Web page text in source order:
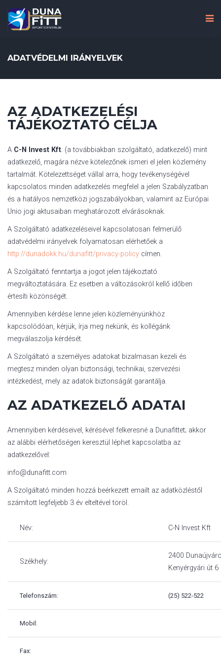
ADATVÉDELMI IRÁNYELVEK
AZ ADATKEZELÉSI
TÁJÉKOZTATÓ CÉLJA
A C-N Invest Kft. (a továbbiakban szolgáltató, adatkezelő) mint
adatkezelő, magára nézve kötelezőnek ismeri el jelen közlemény
tartalmát. Kötelezettséget vállal arra, hogy tevékenységével
kapcsolatos minden adatkezelés megfelel a jelen Szabályzatban
és a hatályos nemzetközi jogszabályokban, valamint az Európai
Unio jogi aktusaiban meghatározott elvárásoknak.
A Szolgáltató adatkezeléseivel kapcsolatosan felmerülő
adatvédelmi irányelvek folyamatosan elérhetőek a
http://dunadokk.hu/dunafitt/privacy-policy címen.
A Szolgáltató fenntartja a jogot jelen tájékoztató
megváltoztatására. Ez esetben a változásokról kellő időben
értesíti közönségét.
Amennyiben kérdése lenne jelen közleményünkhöz
kapcsolódóan, kérjük, írja meg nekünk, és kollégánk
megválaszolja kérdését.
A Szolgáltató a személyes adatokat bizalmasan kezeli és
megtesz minden olyan biztonsági, technikai, szervezési
intézkedést, mely az adatok biztonságát garantálja.
AZ ADATKEZELŐ ADATAI
Amennyiben kérdéseivel, kérésével felkeresné a Dunafittet; akkor
az alábbi elérhetőségen keresztül léphet kapcsolatba az
adatkezelővel:
info@dunafitt.com
A Szolgáltató minden hozzá beérkezett emailt az adatközléstől
számított legfeljebb 3 év elteltével töröl.
Név: C-N Invest Kft
Székhely:
2400
Kenyérgyári út 6
Telefonszám: (25) 522-522
Mobil:
Fax: